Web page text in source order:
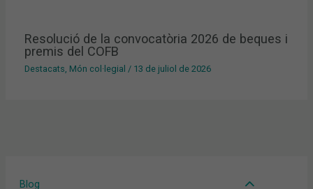
Blog
Resolució de la convocatòria 2026 de beques i
premis del COFB
Destacats, Món col·legial / 13 de juliol de 2026